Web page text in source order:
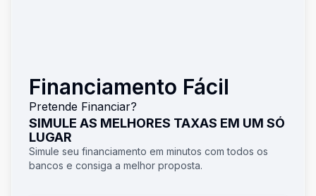
Financiamento Fácil
Pretende Financiar?
SIMULE AS MELHORES TAXAS EM UM SÓ
LUGAR
Simule seu financiamento em minutos com todos os
bancos e consiga a melhor proposta.